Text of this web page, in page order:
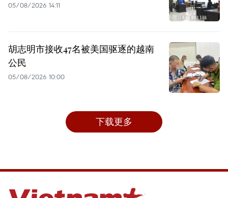
05/08/2026 14:11
胡志明市接收47名被美国驱逐的越南
公民
05/08/2026 10:00
下载更多